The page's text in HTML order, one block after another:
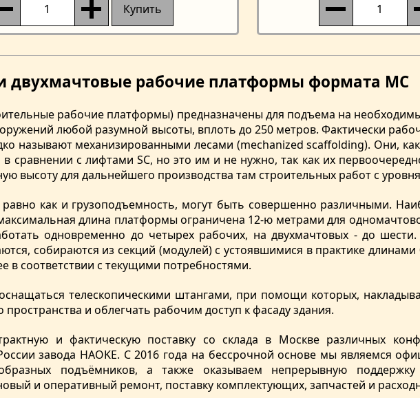
двухмачтовые рабочие платформы формата MC
рабочие платформы) предназначены для подъема на
любой разумной высоты, вплоть до 250 метров. Фактически
называют механизированными лесами (mechanized scaffolding). Они,
сравнении с лифтами SC, но это им и не нужно, так как их
высоту для дальнейшего производства там строительных работ с
как и грузоподъемность, могут быть совершенно различными.
длина платформы ограничена 12-ю метрами для
одновременно до четырех рабочих, на двухмачтовых - до
собираются из секций (модулей) с устоявшимися в практике
в соответствии с текущими потребностями.
телескопическими штангами, при помощи которых,
и облегчать рабочим доступ к фасаду здания.
и фактическую поставку со склада в Москве различных
завода HAOKE. С 2016 года на бессрочной основе мы являемся
подъёмников, а также оказываем непрерывную
и оперативный ремонт, поставку комплектующих, запчастей и
Купить